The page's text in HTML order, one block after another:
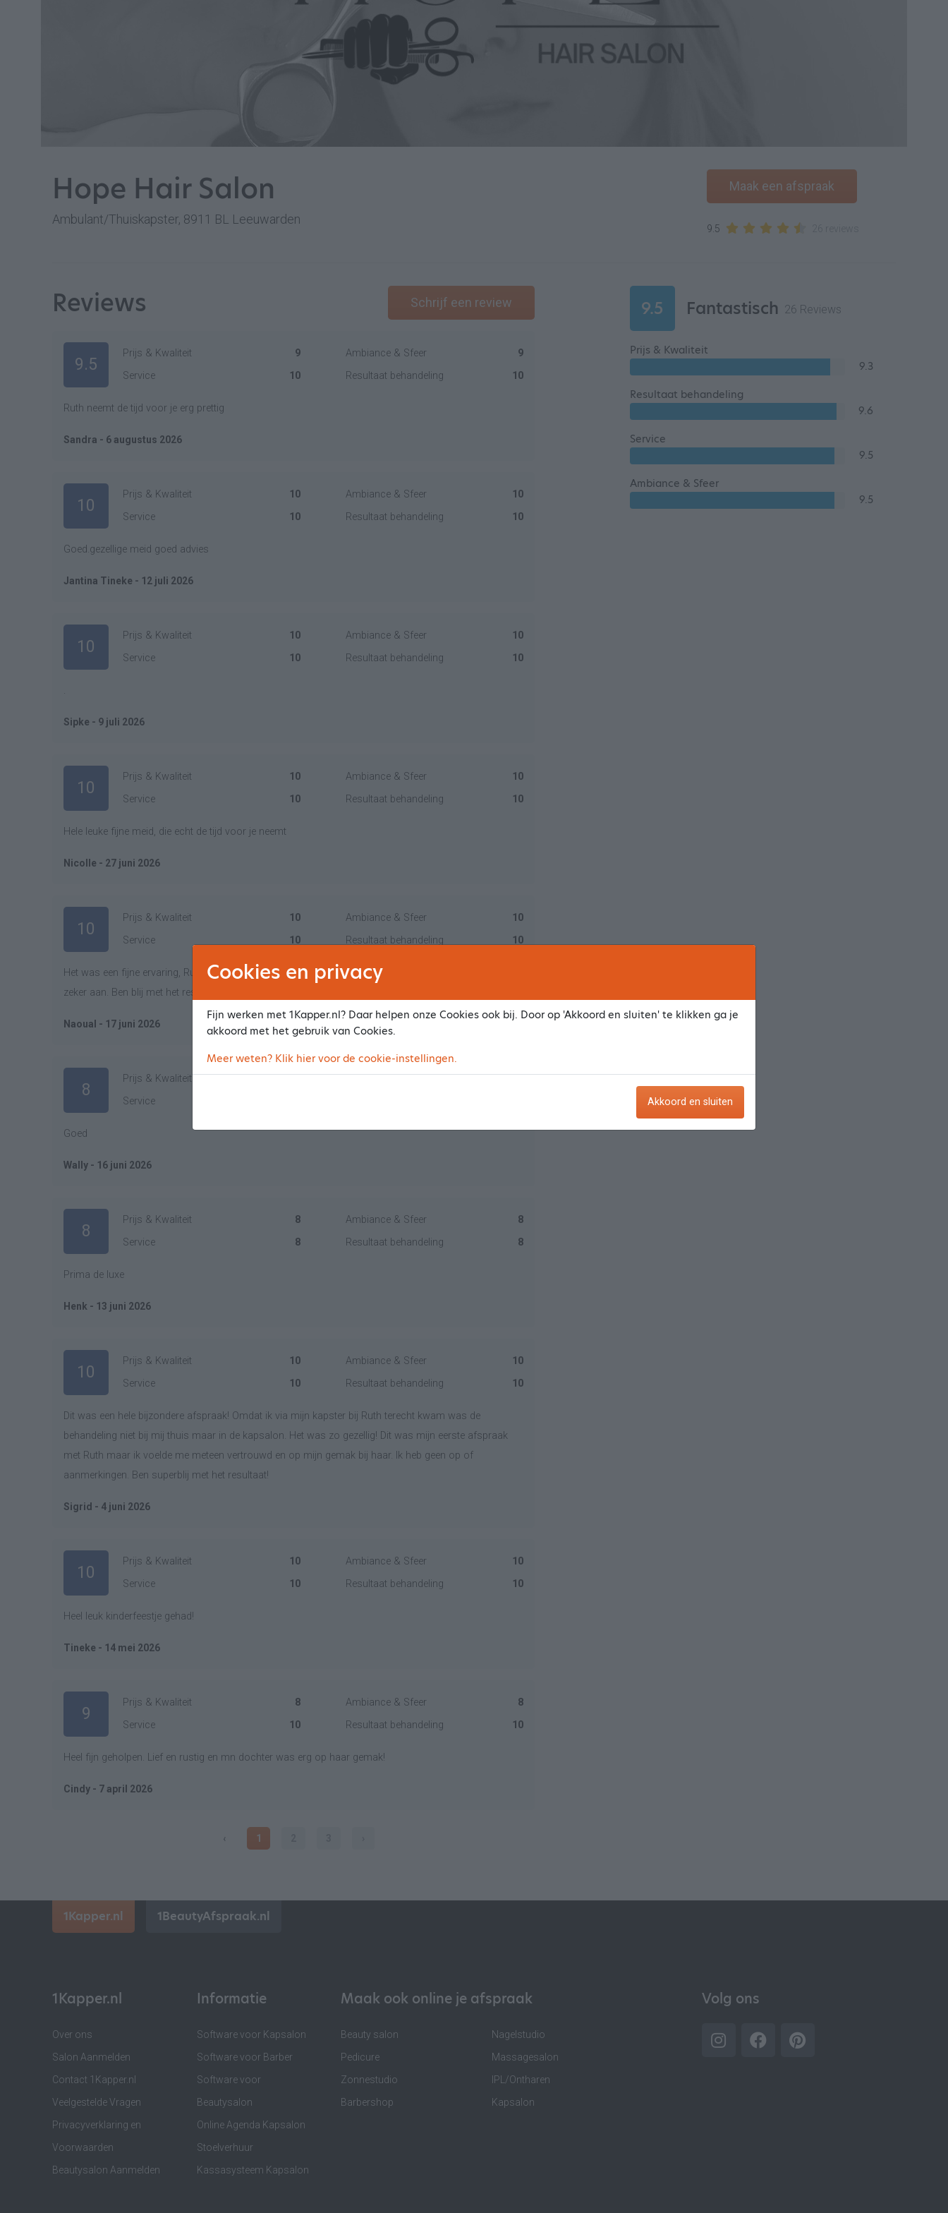
Hope Hair Salon
Ambulant/Thuiskapster, 8911 BL Leeuwarden
Maak een afspraak
9.5
Reviews Schrijf een review
9.5
Prijs & Kwaliteit 9 Ambiance & Sfeer
9
Service
10 Resultaat behandeling 10
Ruth neemt de tijd voor je erg prettig
Sandra - 6 augustus 2026
10
Prijs & Kwaliteit 10 Ambiance & Sfeer
10
Service
10 Resultaat behandeling 10
Goed.gezellige meid goed advies
Jantina Tineke - 12 juli 2026
10
Prijs & Kwaliteit 10 Ambiance & Sfeer
10
Service
10 Resultaat behandeling 10
.
Sipke - 9 juli 2026
10
Prijs & Kwaliteit 10 Ambiance & Sfeer
10
Service
10 Resultaat behandeling 10
Hele leuke fijne meid, die echt de tijd voor je neemt
Nicolle - 27 juni 2026
10
Prijs & Kwaliteit 10 Ambiance & Sfeer
10
Service
10 Resultaat behandeling 10
Het was een fijne ervaring, Ruth is een lieve vrouw en helpt je goed en denkt met je mee. Ik raad haar
zeker aan. Ben blij met het resultaat.
Naoual - 17 juni 2026
8
Prijs & Kwaliteit 8 Ambiance & Sfeer
8
Service
Goed
Wally - 16 juni 2026
8
Prijs & Kwaliteit 8 Ambiance & Sfeer
8
Service
8 Resultaat behandeling 8
Prima de luxe
Henk - 13 juni 2026
10
Prijs & Kwaliteit 10 Ambiance & Sfeer
10
Service
10 Resultaat behandeling 10
Dit was een hele bijzondere afspraak! Omdat ik via mijn kapster bij Ruth terecht kwam was de
behandeling niet bij mij thuis maar in de kapsalon. Het was zo gezellig! Dit was mijn eerste afspraak
met Ruth maar ik voelde me meteen vertrouwd en op mijn gemak bij haar. Ik heb geen op of
aanmerkingen. Ben superblij met het resultaat!
Sigrid - 4 juni 2026
10
Prijs & Kwaliteit 10 Ambiance & Sfeer
10
Service
10 Resultaat behandeling 10
Heel leuk kinderfeestje gehad!
Tineke - 14 mei 2026
9
Prijs & Kwaliteit 8 Ambiance & Sfeer
8
Service
10 Resultaat behandeling 10
Heel fijn geholpen. Lief en rustig en mn dochter was erg op haar gemak!
Cindy - 7 april 2026
‹ 1
9.5 Fantastisch 26 Reviews
Prijs & Kwaliteit
9.3
Resultaat behandeling
9.6
Service
9.5
Ambiance & Sfeer
9.5
1Kapper.nl 1BeautyAfspraak.nl
1Kapper.nl
Over ons
Salon Aanmelden
Contact 1Kapper.nl
Veelgestelde Vragen
Privacyverklaring en
Voorwaarden
Beautysalon Aanmelden
Informatie
Software voor Kapsalon
Software voor Barber
Software voor
Beautysalon
Online Agenda Kapsalon
Stoelverhuur
Kassasysteem Kapsalon
Maak ook online je afspraak
Beauty salon
Pedicure
Zonnestudio
Barbershop
Nagelstudio
Massagesalon
IPL/Ontharen
Kapsalon
Volg ons
Cookies en privacy
Fijn werken met 1Kapper.nl? Daar helpen onze Cookies ook bij. Door op 'Akkoord en sluiten' te klikken ga je
akkoord met het gebruik van Cookies.
Meer weten? Klik hier voor de cookie-instellingen.
Akkoord en sluiten